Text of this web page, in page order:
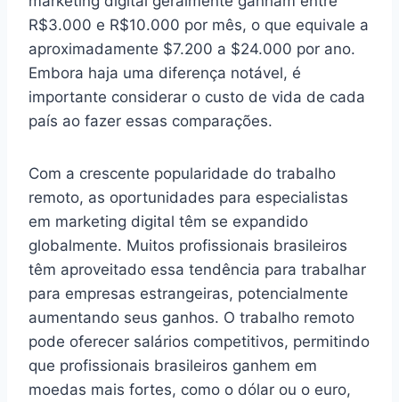
R$3.000 e R$10.000 por mês, o que equivale a
aproximadamente $7.200 a $24.000 por ano.
Embora haja uma diferença notável, é
importante considerar o custo de vida de cada
país ao fazer essas comparações.
Com a crescente popularidade do trabalho
remoto, as oportunidades para especialistas
em marketing digital têm se expandido
globalmente. Muitos profissionais brasileiros
têm aproveitado essa tendência para trabalhar
para empresas estrangeiras, potencialmente
aumentando seus ganhos. O trabalho remoto
pode oferecer salários competitivos, permitindo
que profissionais brasileiros ganhem em
moedas mais fortes, como o dólar ou o euro,